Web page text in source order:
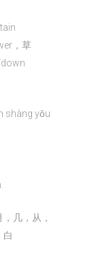
，草
shàng yǒu
几，从，
白